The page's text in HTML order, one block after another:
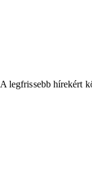
A legfrissebb hírekért